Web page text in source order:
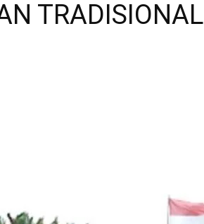
TRADISIONAL